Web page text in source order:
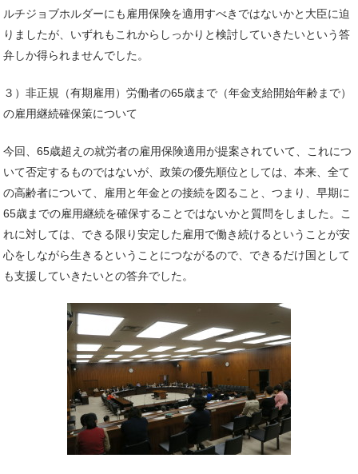
ルチジョブホルダーにも雇用保険を適用すべきではないかと大臣に迫
りましたが、いずれもこれからしっかりと検討していきたいという答
弁しか得られませんでした。
３）非正規（有期雇用）労働者の65歳まで（年金支給開始年齢まで）
の雇用継続確保策について
今回、65歳超えの就労者の雇用保険適用が提案されていて、これにつ
いて否定するものではないが、政策の優先順位としては、本来、全て
の高齢者について、雇用と年金との接続を図ること、つまり、早期に
65歳までの雇用継続を確保することではないかと質問をしました。こ
れに対しては、できる限り安定した雇用で働き続けるということが安
心をしながら生きるということにつながるので、できるだけ国として
も支援していきたいとの答弁でした。